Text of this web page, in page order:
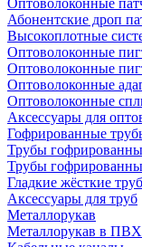
Оптоволоконные
Абонентские дроп
Высокоплотные
Оптоволоконные
Оптоволоконные
Оптоволоконные
Оптоволоконные
Аксессуары для
Гофрированные
Трубы
Трубы
Гладкие жёсткие
Аксессуары для труб
Металлорукав
Металлорукав в ПВХ